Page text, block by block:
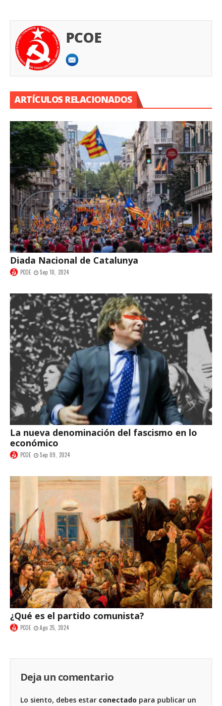
PCOE
ARTÍCULOS RELACIONADOS
Diada Nacional de Catalunya
PCOE Sep 10, 2024
La nueva denominación del fascismo en lo
económico
PCOE Sep 09, 2024
¿Qué es el partido comunista?
PCOE Ago 25, 2024
Deja un comentario
Lo siento, debes estar conectado para publicar un